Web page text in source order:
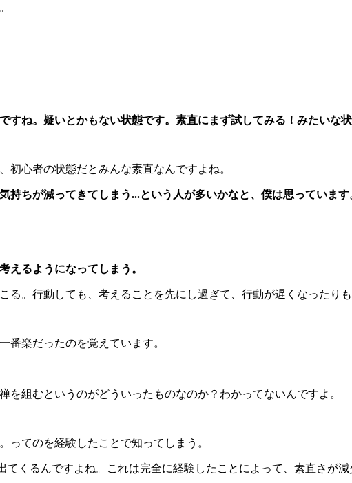
すね。疑いとかもない状態です。素直にまず試してみる！みたいな
初心者の状態だとみんな素直なんですよね。
持ちが減ってきてしまう...という人が多いかなと、僕は思っています
えるようになってしまう。
る。行動しても、考えることを先にし過ぎて、行動が遅くなったり
番楽だったのを覚えています。
を組むというのがどういったものなのか？わかってないんですよ。
ってのを経験したことで知ってしまう。
てくるんですよね。これは完全に経験したことによって、素直さが